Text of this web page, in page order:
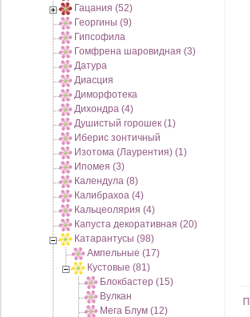
Гацания (52)
Георгины (9)
Гипсофила
Гомфрена шаровидная (3)
Датура
Диасция
Диморфотека
Дихондра (4)
Душистый горошек (1)
Иберис зонтичный
Изотома (Лаурентия) (1)
Ипомея (3)
Календула (8)
Калибрахоа (4)
Кальцеолярия (4)
Капуста декоративная (20)
Катарантусы (98)
Ампельные (17)
Кустовые (81)
Блокбастер (15)
Вулкан
Мега Блум (12)